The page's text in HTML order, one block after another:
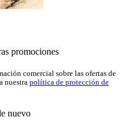
promociones
comercial sobre las ofertas de
nuestra política de protección de
nuevo